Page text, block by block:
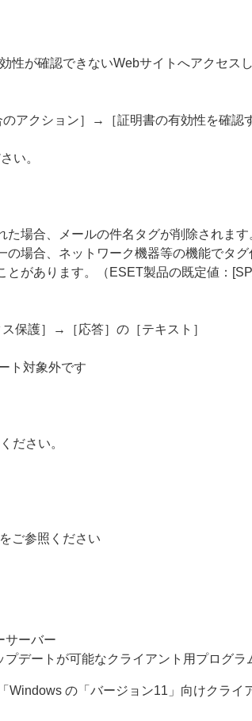
性が確認できないWebサイトへアクセス
アクション］→［証明書の有効性を確認す
い。
場合、メールの件名タグが削除されます
場合、ネットワーク機器等の機能でタ
があります。（ESET製品の既定値：
保護］→［応答］の［テキスト］
ト対象外です
ださい。
ご参照ください
サーバー
デートが可能なクライアント用プログラ
Windows の「バージョン11」向けクライ